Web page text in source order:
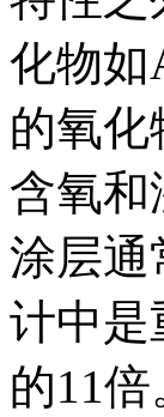
化物如
的氧化
含氧和
涂层通
计中是
的11倍